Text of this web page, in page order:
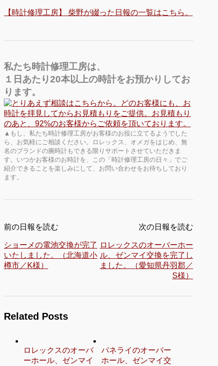
【時計修理工房】 柴野が綴った日報の一覧はこちら。
私たち時計修理工房は、
１日あたり20本以上の時計をお預かりしてお
ります。
▲もし、私たち時計修理工房がお客様のお役に立てるようでした
ら、お気軽にご相談ください。ロレックス、オメガをはじめ、無
名のブランドの腕時計もできる限りサポートさせていただきま
す。いつかお客様のお時計を、この「時計修理工房の日々」でご
紹介できることを楽しみにして、お問い合わせをお待ちしており
ます。
前の日報を読む
ショーメの電池交換が完了
いたしました。（北海道小
樽市／K様）
次の日報を読む
ロレックスのオーバーホー
ル、ゼンマイ交換を完了し
ました。（愛知県丹羽郡／
S様）
Related Posts
ロレックスのオーバ
ーホール、ゼンマイ
パネライのオーバー
ホール、ゼンマイ交